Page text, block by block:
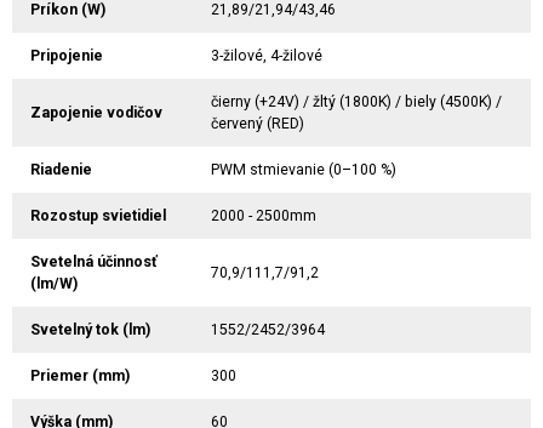
Príkon (W) 21,89/21,94/43,46
Pripojenie 3-žilové, 4-žilové
Zapojenie vodičov
čierny (+24V) / žltý (1800K) / biely (4500K) /
červený (RED)
Riadenie PWM stmievanie (0–100 %)
Rozostup svietidiel 2000 - 2500mm
Svetelná účinnosť
(lm/W)
70,9/111,7/91,2
Svetelný tok (lm) 1552/2452/3964
Priemer (mm) 300
Výška (mm) 60